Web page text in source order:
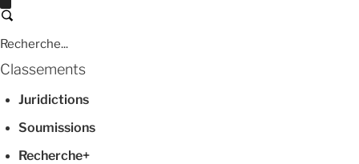
Recherche
Classements
Juridictions
Soumissions
Recherche+